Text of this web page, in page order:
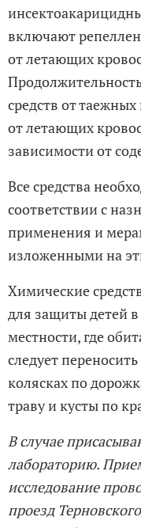
включают
от летающих
средств от
от летающих
зависимости от
Все средства
соответствии с
применения и
изложенными на
Химические
для защиты детей в
местности, где
следует
колясках по
траву и кусты по
В случае
лабораторию.
исследование
проезд